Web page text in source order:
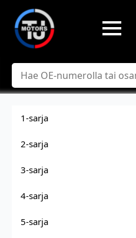
Hae
1-sarja
2-sarja
3-sarja
4-sarja
5-sarja